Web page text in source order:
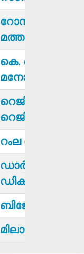
റോസിലി
മത്തായി
കെ. കെ.
മനോജ്
റെജിമോൾ
റെജി
റംല അസീസ്
ഡാര്‍ളി
ഡിക്സൺ
ബിജോ ജോസ്
മിലാനി സാബു